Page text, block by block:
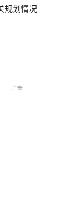
规划情况